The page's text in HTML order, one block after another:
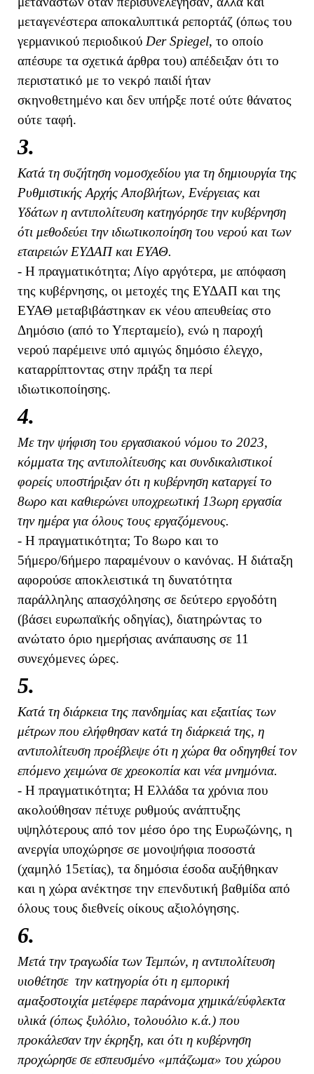
μεταγενέστερα αποκαλυπτικά ρεπορτάζ (όπως του
γερμανικού περιοδικού Der Spiegel, το οποίο
απέσυρε τα σχετικά άρθρα του) απέδειξαν ότι το
περιστατικό με το νεκρό παιδί ήταν
σκηνοθετημένο και δεν υπήρξε ποτέ ούτε θάνατος
ούτε ταφή.
3.
Κατά τη συζήτηση νομοσχεδίου για τη δημιουργία της
Ρυθμιστικής Αρχής Αποβλήτων, Ενέργειας και
Υδάτων η αντιπολίτευση κατηγόρησε την κυβέρνηση
ότι μεθοδεύει την ιδιωτικοποίηση του νερού και των
εταιρειών ΕΥΔΑΠ και ΕΥΑΘ.
- Η πραγματικότητα; Λίγο αργότερα, με απόφαση
της κυβέρνησης, οι μετοχές της ΕΥΔΑΠ και της
ΕΥΑΘ μεταβιβάστηκαν εκ νέου απευθείας στο
Δημόσιο (από το Υπερταμείο), ενώ η παροχή
νερού παρέμεινε υπό αμιγώς δημόσιο έλεγχο,
καταρρίπτοντας στην πράξη τα περί
ιδιωτικοποίησης.
4.
Με την ψήφιση του εργασιακού νόμου το 2023,
κόμματα της αντιπολίτευσης και συνδικαλιστικοί
φορείς υποστήριξαν ότι η κυβέρνηση καταργεί το
8ωρο και καθιερώνει υποχρεωτική 13ωρη εργασία
την ημέρα για όλους τους εργαζόμενους.
- Η πραγματικότητα; Το 8ωρο και το
5ήμερο/6ήμερο παραμένουν ο κανόνας. Η διάταξη
αφορούσε αποκλειστικά τη δυνατότητα
παράλληλης απασχόλησης σε δεύτερο εργοδότη
(βάσει ευρωπαϊκής οδηγίας), διατηρώντας το
ανώτατο όριο ημερήσιας ανάπαυσης σε 11
συνεχόμενες ώρες.
5.
Κατά τη διάρκεια της πανδημίας και εξαιτίας των
μέτρων που ελήφθησαν κατά τη διάρκειά της, η
αντιπολίτευση προέβλεψε ότι η χώρα θα οδηγηθεί τον
επόμενο χειμώνα σε χρεοκοπία και νέα μνημόνια.
- Η πραγματικότητα; Η Ελλάδα τα χρόνια που
ακολούθησαν πέτυχε ρυθμούς ανάπτυξης
υψηλότερους από τον μέσο όρο της Ευρωζώνης, η
ανεργία υποχώρησε σε μονοψήφια ποσοστά
(χαμηλό 15ετίας), τα δημόσια έσοδα αυξήθηκαν
και η χώρα ανέκτησε την επενδυτική βαθμίδα από
όλους τους διεθνείς οίκους αξιολόγησης.
6.
Μετά την τραγωδία των Τεμπών, η αντιπολίτευση
υιοθέτησε την κατηγορία ότι η εμπορική
αμαξοστοιχία μετέφερε παράνομα χημικά/εύφλεκτα
υλικά (όπως ξυλόλιο, τολουόλιο κ.ά.) που
προκάλεσαν την έκρηξη, και ότι η κυβέρνηση
προχώρησε σε εσπευσμένο «μπάζωμα» του χώρου